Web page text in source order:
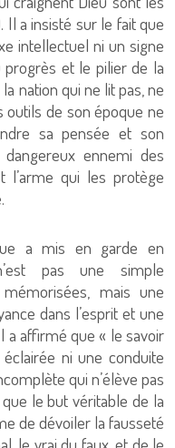
Il a insisté sur le fait que
intellectuel ni un signe
et le pilier de la
nation qui ne lit pas, ne
outils de son époque ne
sa pensée et son
ennemi des
l’arme qui les protège
a mis en garde en
pas une simple
mais une
dans l’esprit et une
a affirmé que « le savoir
ni une conduite
qui n’élève pas
le but véritable de la
de dévoiler la fausseté